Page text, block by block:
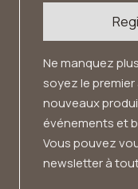
Ne manquez
soyez le
nouveaux
événements et
Vous pouvez
newsletter à